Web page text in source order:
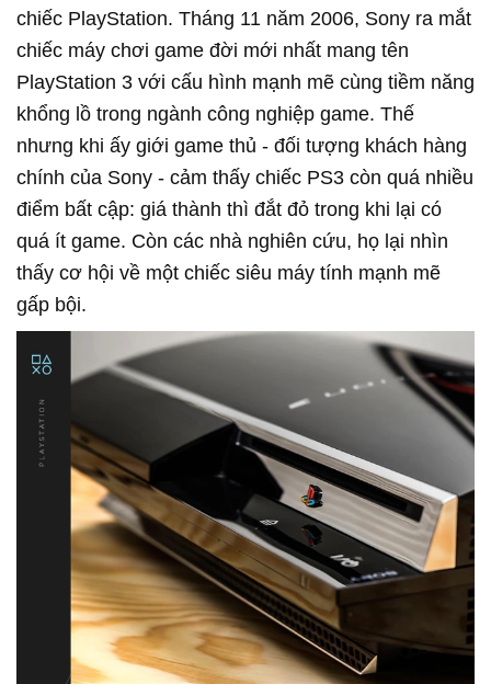
chiếc PlayStation. Tháng 11 năm 2006, Sony ra mắt
chiếc máy chơi game đời mới nhất mang tên
PlayStation 3 với cấu hình mạnh mẽ cùng tiềm năng
khổng lồ trong ngành công nghiệp game. Thế
nhưng khi ấy giới game thủ - đối tượng khách hàng
chính của Sony - cảm thấy chiếc PS3 còn quá nhiều
điểm bất cập: giá thành thì đắt đỏ trong khi lại có
quá ít game. Còn các nhà nghiên cứu, họ lại nhìn
thấy cơ hội về một chiếc siêu máy tính mạnh mẽ
gấp bội.